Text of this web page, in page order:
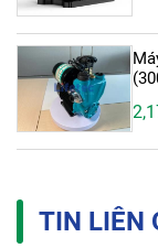
TIN LIÊN